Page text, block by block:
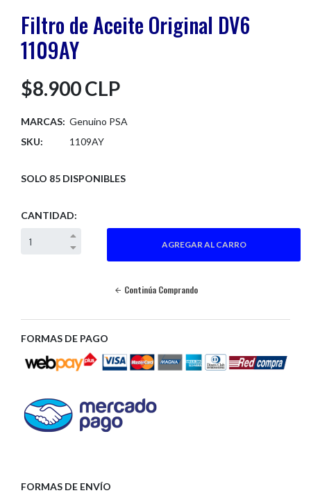
Filtro de Aceite Original DV6
1109AY
$8.900 CLP
MARCAS: Genuino PSA
SKU:
1109AY
SOLO 85 DISPONIBLES
CANTIDAD:
Continúa Comprando
FORMAS DE PAGO
FORMAS DE ENVÍO